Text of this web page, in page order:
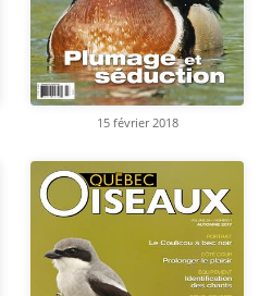
15 février 2018